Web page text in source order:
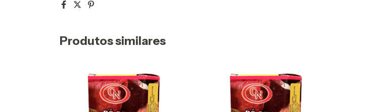
Produtos similares